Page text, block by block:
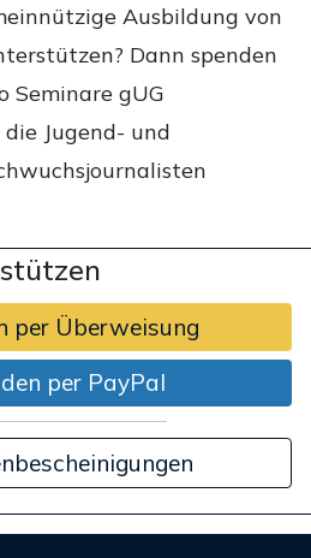
Ausbildung von
Dann spenden
Seminare gUG
Jugend- und
per Überweisung
per PayPal